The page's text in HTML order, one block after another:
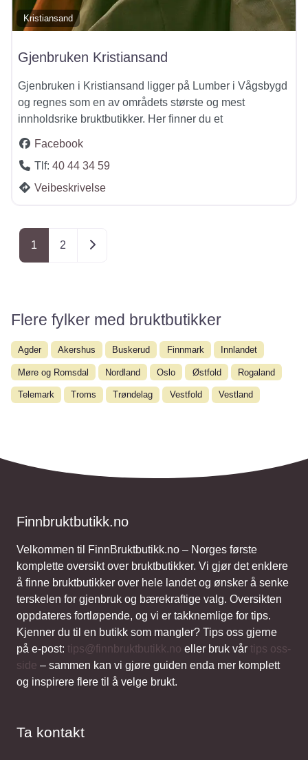
Kristiansand
Gjenbruken Kristiansand
Gjenbruken i Kristiansand ligger på Lumber i Vågsbygd
og regnes som en av områdets største og mest
innholdsrike bruktbutikker. Her finner du et
Facebook
Tlf: 40 44 34 59
Veibeskrivelse
Posts navigation
1 2 Older posts
Flere fylker med bruktbutikker
Agder Akershus Buskerud Finnmark Innlandet
Møre og Romsdal Nordland Oslo Østfold Rogaland
Telemark Troms Trøndelag Vestfold Vestland
Finnbruktbutikk.no
Velkommen til FinnBruktbutikk.no – Norges første
komplette oversikt over bruktbutikker. Vi gjør det enklere
å finne bruktbutikker over hele landet og ønsker å senke
terskelen for gjenbruk og bærekraftige valg. Oversikten
oppdateres fortløpende, og vi er takknemlige for tips.
Kjenner du til en butikk som mangler? Tips oss gjerne
på e-post: tips@finnbruktbutikk.no eller bruk vår tips oss-
side – sammen kan vi gjøre guiden enda mer komplett
og inspirere flere til å velge brukt.
Ta kontakt